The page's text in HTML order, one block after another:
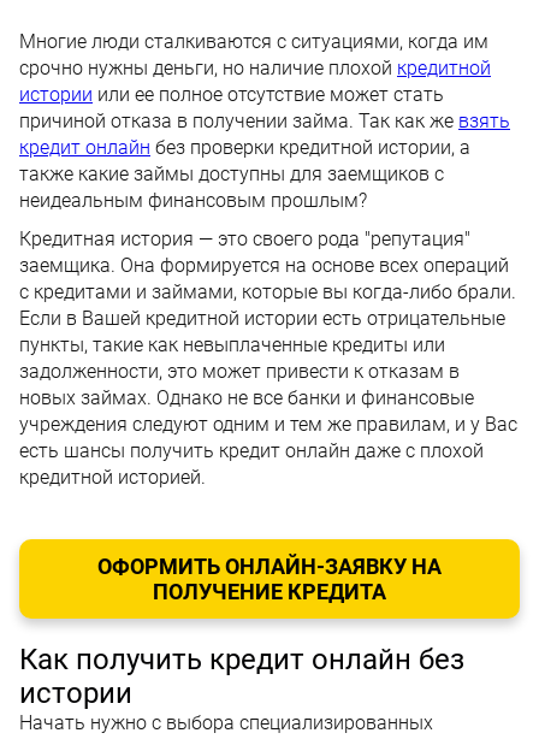
Многие люди сталкиваются с ситуациями, когда им
срочно нужны деньги, но наличие плохой кредитной
истории или ее полное отсутствие может стать
причиной отказа в получении займа. Так как же взять
кредит онлайн без проверки кредитной истории, а
также какие займы доступны для заемщиков с
неидеальным финансовым прошлым?
Кредитная история — это своего рода "репутация"
заемщика. Она формируется на основе всех операций
с кредитами и займами, которые вы когда-либо брали.
Если в Вашей кредитной истории есть отрицательные
пункты, такие как невыплаченные кредиты или
задолженности, это может привести к отказам в
новых займах. Однако не все банки и финансовые
учреждения следуют одним и тем же правилам, и у Вас
есть шансы получить кредит онлайн даже с плохой
кредитной историей.
ОФОРМИТЬ ОНЛАЙН-ЗАЯВКУ НА
ПОЛУЧЕНИЕ КРЕДИТА
Как получить кредит онлайн без
истории
Начать нужно с выбора специализированных